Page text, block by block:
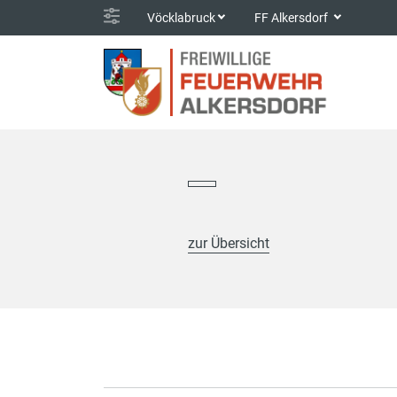
Vöcklabruck FF Alkersdorf
zur Übersicht